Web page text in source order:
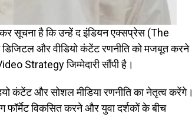
सूचना है कि उन्हें द इंडियन एक्सप्रेस (The
और वीडियो कंटेंट रणनीति को मजबूत करने
Strategy जिम्मेदारी सौंपी है।
कंटेंट और सोशल मीडिया रणनीति का नेतृत्व करेंगे।
फॉर्मेट विकसित करने और युवा दर्शकों के बीच